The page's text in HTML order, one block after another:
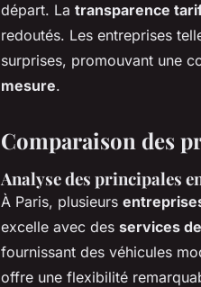
départ. La transparence
redoutés. Les entreprises
surprises, promouvant une
mesure.
Comparaison des
Analyse des principales
À Paris, plusieurs
excelle avec des services
fournissant des véhicules
offre une flexibilité